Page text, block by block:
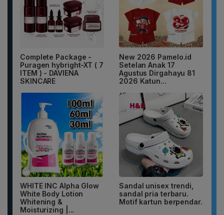
Complete Package -
Puragen hybright-XT ( 7
ITEM ) - DAVIENA
SKINCARE
New 2026 Pamelo.id
Setelan Anak 17
Agustus Dirgahayu 81
2026 Katun...
WHITE INC Alpha Glow
White Body Lotion
Whitening &
Moisturizing |...
Sandal unisex trendi,
sandal pria terbaru.
Motif kartun berpendar.